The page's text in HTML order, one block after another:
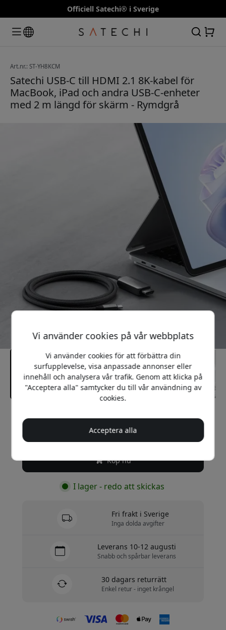
Officiell Satechi® i Sverige
Art.nr.: ST-YH8KCM
Satechi USB-C till HDMI 2.1 8K-kabel för
MacBook, iPad och andra USB-C-enheter
med 2 m längd för skärm - Rymdgrå
Rekommenderat pris
699 SEK
Köp nu
I lager - redo att skickas
Fri frakt i Sverige
Inga dolda avgifter
Leverans 10-12 augusti
Snabb och spårbar leverans
30 dagars returrätt
Enkel retur - inget krångel
Vi använder cookies på vår webbplats
Vi använder cookies för att förbättra din
surfupplevelse, visa anpassade annonser eller
innehåll och analysera vår trafik. Genom att klicka på
"Acceptera alla" samtycker du till vår användning av
cookies.
Acceptera alla